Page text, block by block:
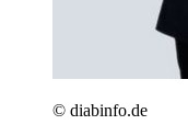
© diabinfo.de